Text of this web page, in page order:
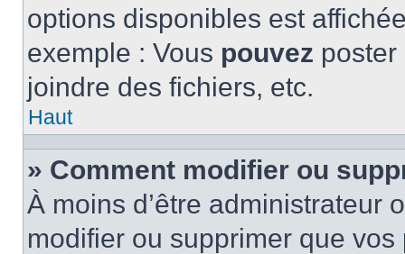
options disponibles est
exemple : Vous pouvez
joindre des fichiers, etc.
Haut
» Comment modifier ou
À moins d’être administrateur
modifier ou supprimer que